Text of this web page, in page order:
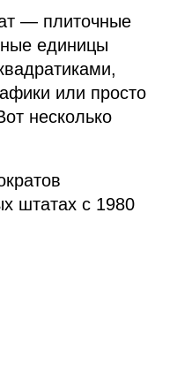
— плиточные
единицы
или просто
несколько
штатах с 1980